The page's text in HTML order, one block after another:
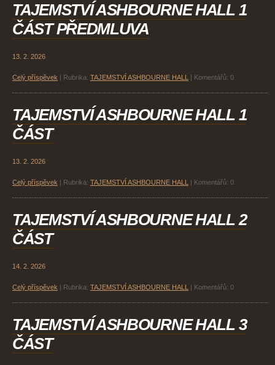
TAJEMSTVÍ ASHBOURNE HALL 1
ČÁST PŘEDMLUVA
13. 2. 2026
Celý příspěvek Rubrika: TAJEMSTVÍ ASHBOURNE HALL Komentářů: 0
TAJEMSTVÍ ASHBOURNE HALL 1
ČÁST
13. 2. 2026
Celý příspěvek Rubrika: TAJEMSTVÍ ASHBOURNE HALL Komentářů: 0
TAJEMSTVÍ ASHBOURNE HALL 2
ČÁST
14. 2. 2026
Celý příspěvek Rubrika: TAJEMSTVÍ ASHBOURNE HALL Komentářů: 0
TAJEMSTVÍ ASHBOURNE HALL 3
ČÁST